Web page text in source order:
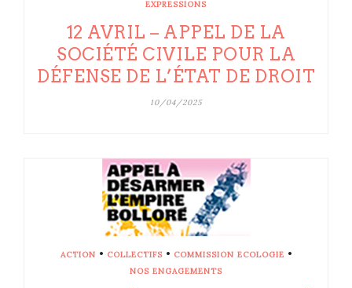
EXPRESSIONS
12 AVRIL – APPEL DE LA
SOCIÉTÉ CIVILE POUR LA
DÉFENSE DE L’ÉTAT DE DROIT
10/04/2025
ACTION • COLLECTIFS• COMMISSION ECOLOGIE •
NOS ENGAGEMENTS